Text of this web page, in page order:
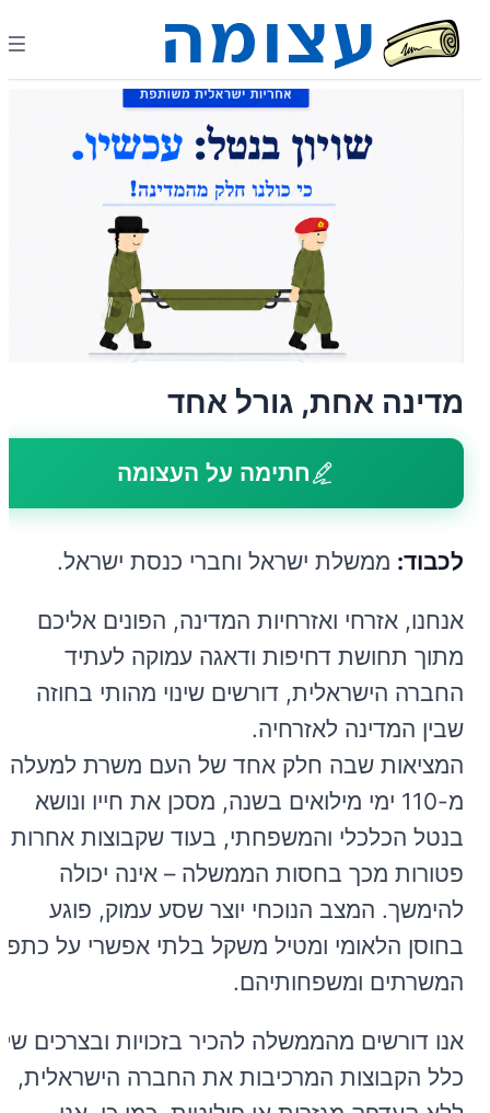
מדינה אחת, גורל אחד
חתימה על העצומה
לכבוד: ממשלת ישראל וחברי כנסת ישראל.
אנחנו, אזרחי ואזרחיות המדינה, הפונים אליכם
מתוך תחושת דחיפות ודאגה עמוקה לעתיד
החברה הישראלית, דורשים שינוי מהותי בחוזה
שבין המדינה לאזרחיה.
המציאות שבה חלק אחד של העם משרת למעלה
מ-110 ימי מילואים בשנה, מסכן את חייו ונושא
בנטל הכלכלי והמשפחתי, בעוד שקבוצות אחרות
פטורות מכך בחסות הממשלה – אינה יכולה
להימשך. המצב הנוכחי יוצר שסע עמוק, פוגע
בחוסן הלאומי ומטיל משקל בלתי אפשרי על כתפי
המשרתים ומשפחותיהם.
אנו דורשים מהממשלה להכיר בזכויות ובצרכים של
כלל הקבוצות המרכיבות את החברה הישראלית,